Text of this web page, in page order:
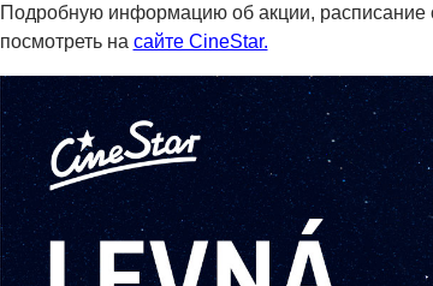
Подробную информацию об акции, расписание
посмотреть на сайте CineStar.